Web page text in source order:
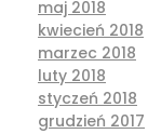
maj 2018
kwiecień 2018
marzec 2018
luty 2018
styczeń 2018
grudzień 2017